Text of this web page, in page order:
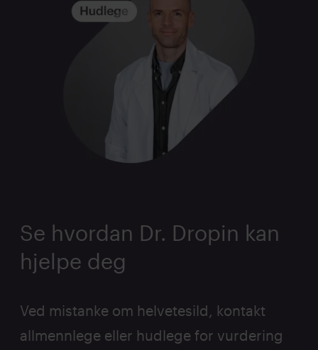
Se hvordan Dr. Dropin kan
hjelpe deg
Ved mistanke om helvetesild, kontakt
allmennlege eller hudlege for vurdering